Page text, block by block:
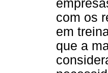
com os
em
que a